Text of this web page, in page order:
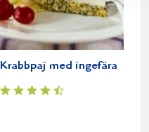
Krabbpaj med ingefära